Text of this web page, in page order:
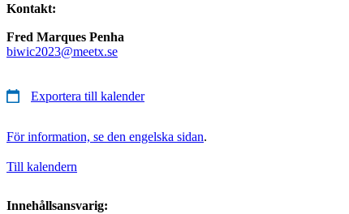
Kontakt:
Fred Marques Penha
biwic2023@meetx.se
Exportera till kalender
För information, se den engelska sidan.
Till kalendern
Innehållsansvarig: